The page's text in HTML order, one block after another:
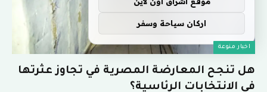
اخبار منوعة
هل تنجح المعارضة المصرية في تجاوز عثرتها
في الانتخابات الرئاسية؟
اركان سياحة وسفر